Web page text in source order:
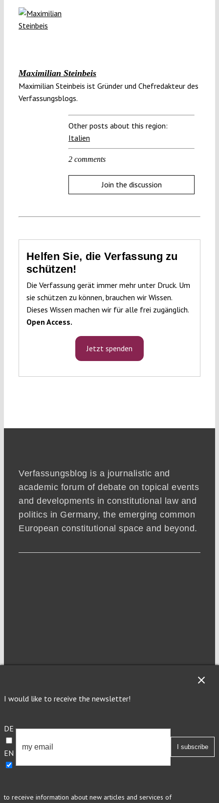
Maximilian Steinbeis
Maximilian Steinbeis ist Gründer und Chefredakteur des
Verfassungsblogs.
Other posts about this region:
Italien
2 comments
Join the discussion
Helfen Sie, die Verfassung zu
schützen!
Die Verfassung gerät immer mehr unter Druck. Um
sie schützen zu können, brauchen wir Wissen.
Dieses Wissen machen wir für alle frei zugänglich.
Open Access.
Jetzt spenden
Verfassungsblog is a journalistic and
academic forum of debate on topical events
and developments in constitutional law and
politics in Germany, the emerging common
European constitutional space and beyond.
I would like to receive the newsletter!
DE
EN
to receive information about new articles and services of
This site is registered on Toolset.com as a development site.